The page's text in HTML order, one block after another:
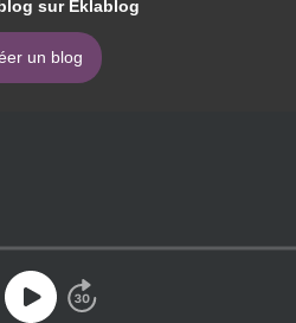
sur Eklablog
un blog